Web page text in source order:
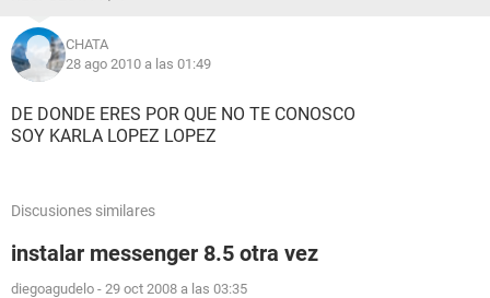
CHATA
28 ago 2010 a las 01:49
DE DONDE ERES POR QUE NO TE CONOSCO
SOY KARLA LOPEZ LOPEZ
Discusiones similares
instalar messenger 8.5 otra vez
diegoagudelo - 29 oct 2008 a las 03:35